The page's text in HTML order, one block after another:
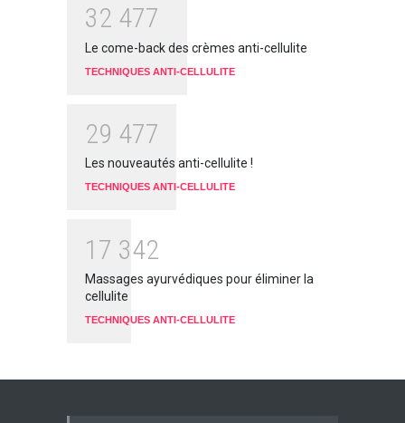
32 477
Le come-back des crèmes anti-cellulite
TECHNIQUES ANTI-CELLULITE
29 477
Les nouveautés anti-cellulite !
TECHNIQUES ANTI-CELLULITE
1 7 342
Massages ayurvédiques pour éliminer la
cellulite
TECHNIQUES ANTI-CELLULITE